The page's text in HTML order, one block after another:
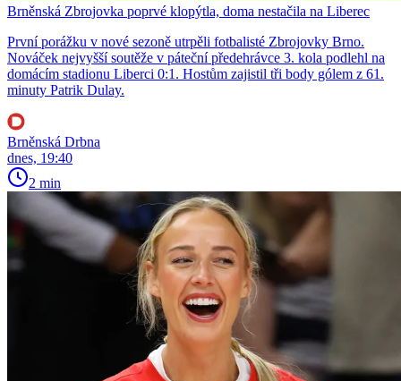
Brněnská Zbrojovka poprvé klopýtla, doma nestačila na Liberec
První porážku v nové sezoně utrpěli fotbalisté Zbrojovky Brno.
Nováček nejvyšší soutěže v páteční předehrávce 3. kola podlehl na
domácím stadionu Liberci 0:1. Hostům zajistil tři body gólem z 61.
minuty Patrik Dulay.
Brněnská Drbna
dnes, 19:40
2 min